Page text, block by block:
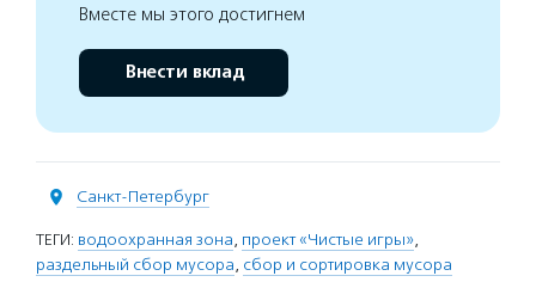
Вместе мы этого достигнем
Внести вклад
Санкт-Петербург
ТЕГИ: водоохранная зона, проект «Чистые игры»,
раздельный сбор мусора, сбор и сортировка мусора